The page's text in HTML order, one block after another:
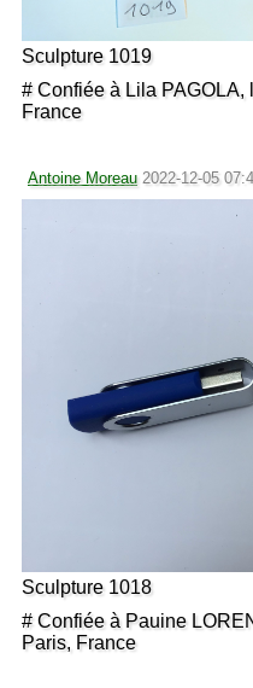
Sculpture 1019
# Confiée à Lila PAGOLA,
France
Antoine Moreau 2022-12-05
Sculpture 1018
# Confiée à Pauine
Paris, France